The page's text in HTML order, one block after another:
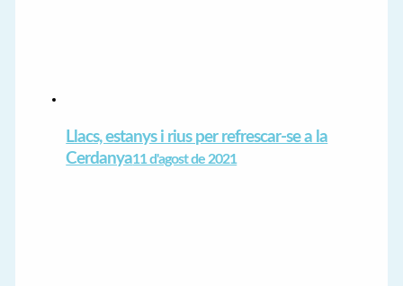
Llacs, estanys i rius per refrescar-se a la
Cerdanya11 d'agost de 2021